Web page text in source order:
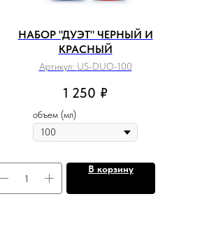
НАБОР "ДУЭТ" ЧЕРНЫЙ И
КРАСНЫЙ
Артикул: US-DUO-100
1 250 ₽
объем (мл)
В корзину